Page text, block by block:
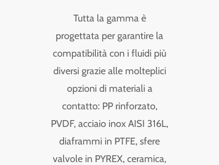
Tutta la gamma è
progettata per garantire la
compatibilità con i fluidi più
diversi grazie alle molteplici
opzioni di materiali a
contatto: PP rinforzato,
PVDF, acciaio inox AISI 316L,
diaframmi in PTFE, sfere
valvole in PYREX, ceramica,